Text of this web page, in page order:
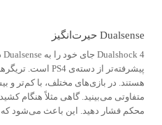
Dualsense حیرت‌انگیز
هستند. در بازی‌های مختلف، با کم‌تر و
متفاوتی می‌بینید. گاهی مثلاً هنگام
محکم فشار دهید. این باعث می‌شود که